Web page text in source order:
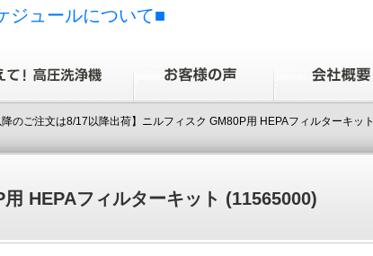
ジュールについて■
のご注文は8/17以降出荷】ニルフィスク GM80P用 HEPAフィルターキット
HEPAフィルターキット (11565000)